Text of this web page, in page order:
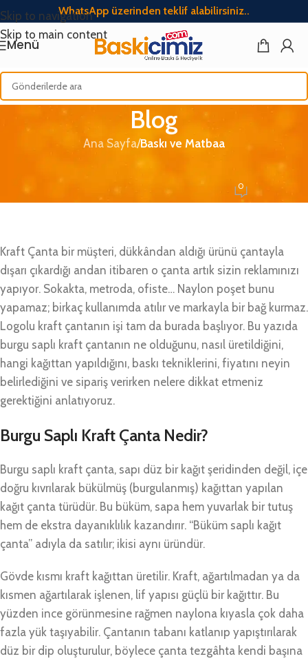
Skip to navigation
Skip to main content
WhatsApp üzerinden teklif alabilirsiniz..
Menü
Blog
Ana Sayfa/Baskı ve Matbaa
Baskicimiz 0
Kraft Çanta bir müşteri, dükkândan aldığı ürünü çantayla
dışarı çıkardığı andan itibaren o çanta artık sizin reklamınızı
yapıyor. Sokakta, metroda, ofiste… Naylon poşet bunu
yapamaz; birkaç kullanımda atılır ve markayla bir bağ kurmaz.
Logolu kraft çantanın işi tam da burada başlıyor. Bu yazıda
burgu saplı kraft çantanın ne olduğunu, nasıl üretildiğini,
hangi kağıttan yapıldığını, baskı tekniklerini, fiyatını neyin
belirlediğini ve sipariş verirken nelere dikkat etmeniz
gerektiğini anlatıyoruz.
Burgu Saplı Kraft Çanta Nedir?
Burgu saplı kraft çanta, sapı düz bir kağıt şeridinden değil, içe
doğru kıvrılarak bükülmüş (burgulanmış) kağıttan yapılan
kağıt çanta türüdür. Bu büküm, sapa hem yuvarlak bir tutuş
hem de ekstra dayanıklılık kazandırır. “Büküm saplı kağıt
çanta” adıyla da satılır; ikisi aynı üründür.
Gövde kısmı kraft kağıttan üretilir. Kraft, ağartılmadan ya da
kısmen ağartılarak işlenen, lif yapısı güçlü bir kağıttır. Bu
yüzden ince görünmesine rağmen naylona kıyasla çok daha
fazla yük taşıyabilir. Çantanın tabanı katlanıp yapıştırılarak
düz bir dip oluşturulur, böylece çanta tezgâhta kendi başına